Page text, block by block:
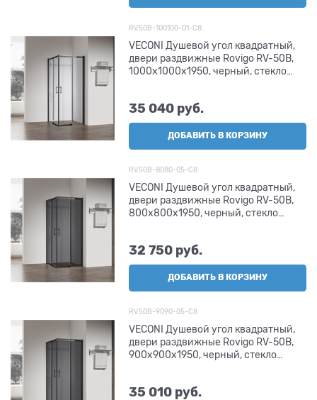
RV50B-100100-01-C8
VECONI Душевой угол квадратный,
двери раздвижные Rovigo RV-50B,
1000х1000х1950, черный, стекло
35 040 руб.
ДОБАВИТЬ В КОРЗИНУ
RV50B-8080-05-C8
VECONI Душевой угол квадратный,
двери раздвижные Rovigo RV-50B,
800х800х1950, черный, стекло
32 750 руб.
ДОБАВИТЬ В КОРЗИНУ
RV50B-9090-05-C8
VECONI Душевой угол квадратный,
двери раздвижные Rovigo RV-50B,
900х900х1950, черный, стекло
35 010 руб.